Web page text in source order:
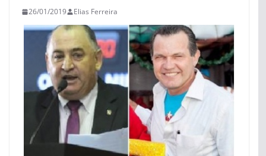
26/01/2019 Elias Ferreira